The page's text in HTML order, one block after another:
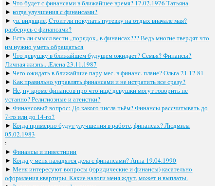
►Что будет с финансами в ближайшее время? 17.02.1976 Татьяна
►когда улучшения с финансами?
►ув. видящие, Cтоит ли покупать путевку на отдых вначале мая?
разберусь с финансами?
►Есть ли смысл вести ,,порядок,, в финансах??? Ведь многие твердят что
им нужно уметь обращаться
►Что девушку в ближайшем будущем ожидает? Семья? Финансы?
Личная жизнь.. .Елена 23.11.1987
►Чего ожидать в ближайшие пару мес. в финанс. плане? Ольга 21 12 81
►Как правильно управлять финансами и не истратить все сразу?
►Не, ну кроме финансов про что ищё девушки могут говорить не
устанно? Религиозные и атеистки?
►Финансовый вопрос: До какого числа пьём? Финансы рассчитывать до
7-го или до 14-го?
►Когда примерно будут улучшения в работе, финансах? Людмила
05.02.1983
:
►Финансы и инвестиции
►Когда у меня наладятся дела с финансами? Анна 19.04.1990
►Меня интересуют вопросы (юридические и финансы) касательно
оформления квартиры. Какие налоги меня ждут, может и выплаты.